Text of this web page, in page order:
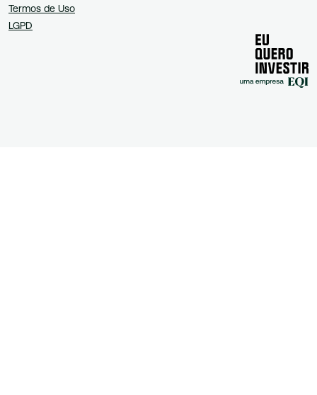
Termos de Uso
LGPD